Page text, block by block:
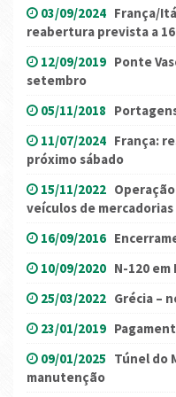
03/09/2024 França/
reabertura prevista a
12/09/2019 Ponte
setembro
05/11/2018
11/07/2024 França:
próximo sábado
15/11/2022 Operação
veículos de
16/09/2016
10/09/2020 N-120
25/03/2022 Grécia –
23/01/2019
09/01/2025 Túnel do
manutenção